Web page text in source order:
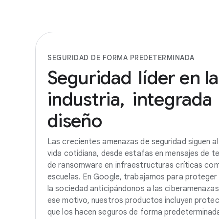
SEGURIDAD DE FORMA PREDETERMINADA
Seguridad líder en la
industria, integrada
diseño
Las crecientes amenazas de seguridad siguen
vida cotidiana, desde estafas en mensajes de
de ransomware en infraestructuras críticas
escuelas. En Google, trabajamos para proteger
la sociedad anticipándonos a las
ese motivo, nuestros productos incluyen
que los hacen seguros de forma